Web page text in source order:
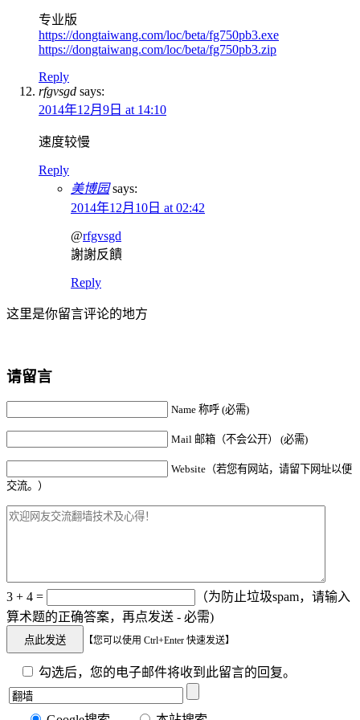
专业版
https://dongtaiwang.com/loc/beta/fg750pb3.exe
https://dongtaiwang.com/loc/beta/fg750pb3.zip
Reply
rfgvsgd says:
2014年12月9日 at 14:10
速度较慢
Reply
美博园 says:
2014年12月10日 at 02:42
@rfgvsgd
謝謝反饋
Reply
这里是你留言评论的地方
请留言
Name 称呼 (必需)
Mail 邮箱（不会公开） (必需)
Website（若您有网站，请留下网址以便
交流。）
3 + 4 =
（为防止垃圾spam，请输入
算术题的正确答案，再点发送 - 必需)
【您可以使用 Ctrl+Enter 快速发送】
勾选后，您的电子邮件将收到此留言的回复。